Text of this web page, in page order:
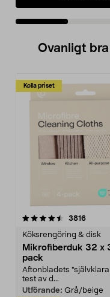
Ovanligt
Kolla priset
3816
Köksrengöring & disk
Mikrofiberduk 32 x
pack
Aftonbladets "självklara
test av d...
Utförande: Grå/beige
4.0av 5 stjärnor